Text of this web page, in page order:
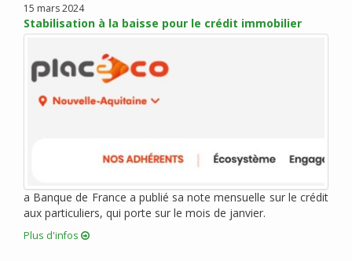
octobre 2012 (10)
septembre 2012 (6)
juillet 2012 (8)
juin 2012 (3)
janvier 2012 (10)
décembre 2011 (3)
novembre 2011 (5)
15 mars 2024
Stabilisation à la baisse pour le crédit immobilier
a Banque de France a publié sa note mensuelle sur le crédit
aux particuliers, qui porte sur le mois de janvier.
Plus d'infos